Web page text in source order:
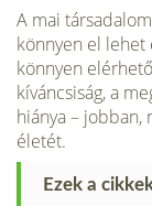
A mai
könnyen el lehet
könnyen
kíváncsiság, a
hiánya – jobban,
életét.
Ezek a